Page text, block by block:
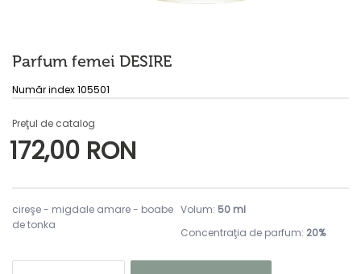
Parfum femei DESIRE
Număr index 105501
Preţul de catalog
172,00 RON
cireşe - migdale amare - boabe
de tonka
Volum: 50 ml
Concentraţia de parfum: 20%